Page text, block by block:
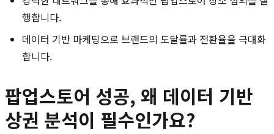
행합니다.
데이터 기반 마케팅으로 브랜드의 도달률과 전환율을 극대화
합니다.
팝업스토어 성공, 왜 데이터 기반
상권 분석이 필수인가요?